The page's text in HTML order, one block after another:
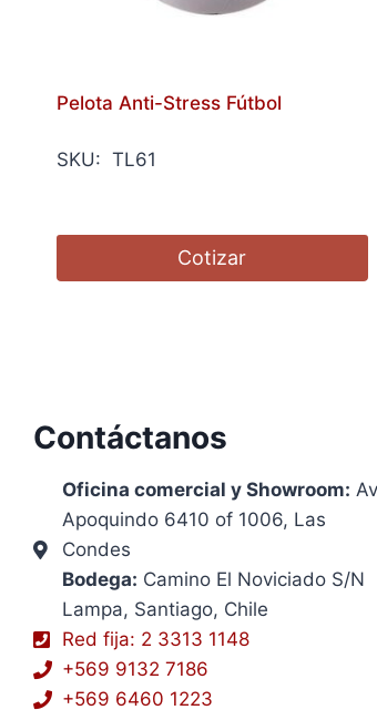
Pelota Anti-Stress Fútbol
SKU: TL61
Cotizar
Contáctanos
Oficina comercial y Showroom:
Apoquindo 6410 of 1006, Las
Condes
Bodega: Camino El Noviciado S/N
Lampa, Santiago, Chile
Red fija: 2 3313 1148
+569 9132 7186
+569 6460 1223